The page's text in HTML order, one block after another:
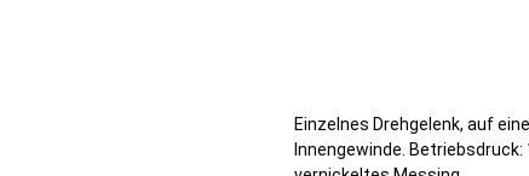
Einzelnes Drehgelenk, auf
Innengewinde.